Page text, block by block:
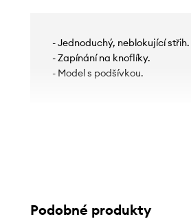
- Jednoduchý, neblokující střih.
- Zapínání na knoflíky.
- Model s podšívkou.
Podobné produkty